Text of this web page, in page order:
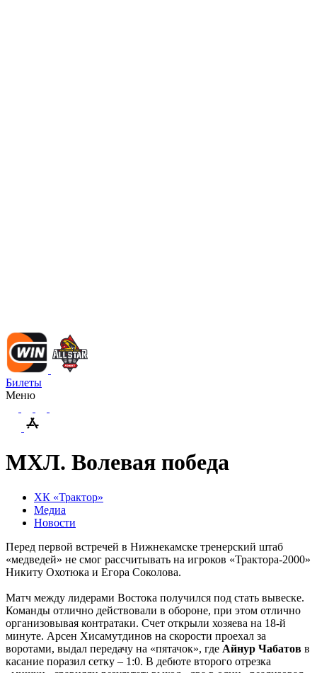
Билеты
Меню
МХЛ. Волевая победа
ХК «Трактор»
Медиа
Новости
Перед первой встречей в Нижнекамске тренерский штаб
«медведей» не смог рассчитывать на игроков «Трактора-2000»
Никиту Охотюка и Егора Соколова.
Матч между лидерами Востока получился под стать вывеске.
Команды отлично действовали в обороне, при этом отлично
организовывая контратаки. Счет открыли хозяева на 18-й
минуте. Арсен Хисамутдинов на скорости проехал за
воротами, выдал передачу на «пятачок», где Айнур Чабатов в
касание поразил сетку – 1:0. В дебюте второго отрезка